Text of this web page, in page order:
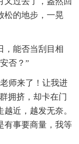
松的地步，一晃
，能否当刮目相
否？”
师来了！让我进
拥挤，却卡在门
近，越发无奈。
有事要商量，我等